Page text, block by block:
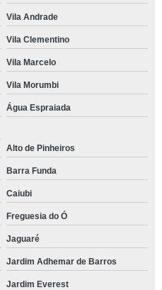
Vila Andrade
Vila Clementino
Vila Marcelo
Vila Morumbi
Água Espraiada
Alto de Pinheiros
Barra Funda
Caiubi
Freguesia do Ó
Jaguaré
Jardim Adhemar de Barros
Jardim Everest